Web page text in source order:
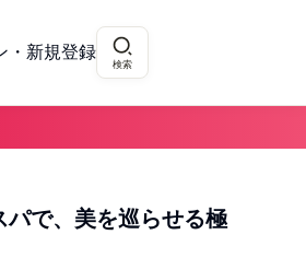
・新規登録
検索
パで、美を巡らせる極